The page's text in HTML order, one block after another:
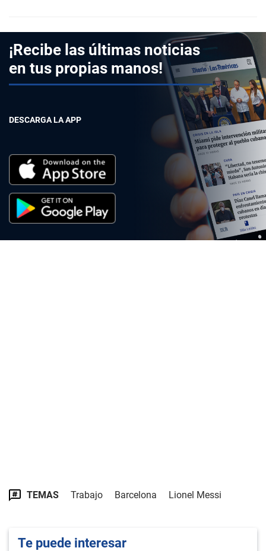
¡Recibe las últimas noticias
en tus propias manos!
DESCARGA LA APP
TEMAS Trabajo Barcelona Lionel Messi
Te puede interesar